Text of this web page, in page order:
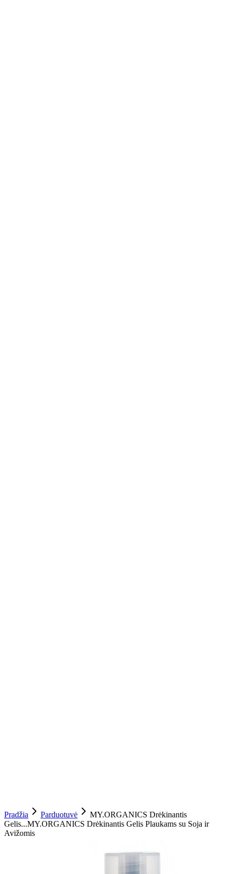
Pradžia Parduotuvė
MY.ORGANICS Drėkinantis
Gelis...MY.ORGANICS Drėkinantis Gelis Plaukams su Soja ir
Avižomis